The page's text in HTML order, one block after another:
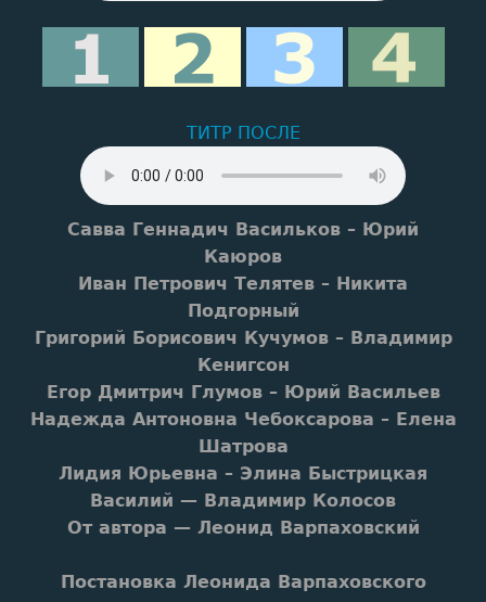
ТИТР ПОСЛЕ
Савва Геннадич Васильков – Юрий
Каюров
Иван Петрович Телятев – Никита
Подгорный
Григорий Борисович Кучумов – Владимир
Кенигсон
Егор Дмитрич Глумов – Юрий Васильев
Надежда Антоновна Чебоксарова – Елена
Шатрова
Лидия Юрьевна – Элина Быстрицкая
Василий — Владимир Колосов
От автора — Леонид Варпаховский
Постановка Леонида Варпаховского